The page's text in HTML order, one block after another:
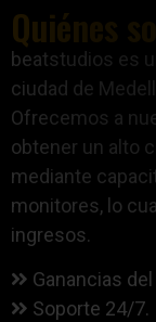
Quiénes
beatstudios es
ciudad de
Ofrecemos a
obtener un alto
mediante
monitores, lo
ingresos.
Ganancias del
Soporte 24/7.